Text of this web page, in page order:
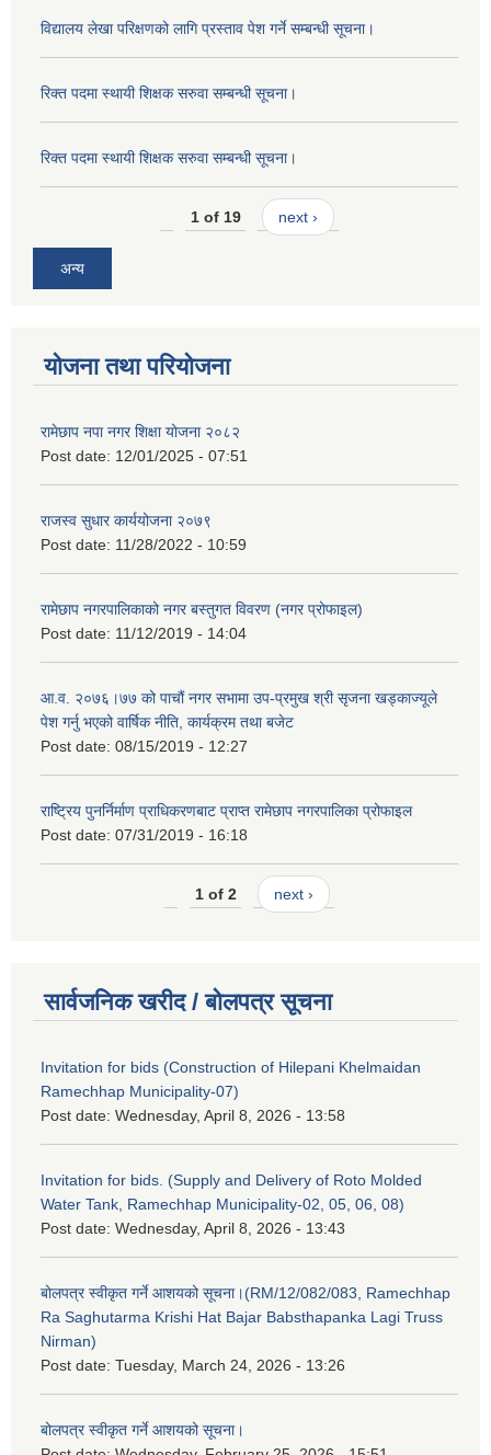
विद्यालय लेखा परिक्षणको लागि प्रस्ताव पेश गर्ने सम्बन्धी सूचना।
रिक्त पदमा स्थायी शिक्षक सरुवा सम्बन्धी सूचना।
रिक्त पदमा स्थायी शिक्षक सरुवा सम्बन्धी सूचना।
1 of 19 next ›
अन्य
योजना तथा परियोजना
रामेछाप नपा नगर शिक्षा योजना २०८२
Post date: 12/01/2025 - 07:51
राजस्व सुधार कार्ययोजना २०७९
Post date: 11/28/2022 - 10:59
रामेछाप नगरपालिकाको नगर बस्तुगत विवरण (नगर प्रोफाइल)
Post date: 11/12/2019 - 14:04
आ.व. २०७६।७७ को पाचौं नगर सभामा उप-प्रमुख श्री सृजना खड्काज्यूले
पेश गर्नु भएको वार्षिक नीति, कार्यक्रम तथा बजेट
Post date: 08/15/2019 - 12:27
राष्ट्रिय पुनर्निर्माण प्राधिकरणबाट प्राप्त रामेछाप नगरपालिका प्रोफाइल
Post date: 07/31/2019 - 16:18
1 of 2 next ›
सार्वजनिक खरीद / बोलपत्र सूचना
Invitation for bids (Construction of Hilepani Khelmaidan
Ramechhap Municipality-07)
Post date: Wednesday, April 8, 2026 - 13:58
Invitation for bids. (Supply and Delivery of Roto Molded
Water Tank, Ramechhap Municipality-02, 05, 06, 08)
Post date: Wednesday, April 8, 2026 - 13:43
बोलपत्र स्वीकृत गर्ने आशयको सूचना।(RM/12/082/083, Ramechhap
Ra Saghutarma Krishi Hat Bajar Babsthapanka Lagi Truss
Nirman)
Post date: Tuesday, March 24, 2026 - 13:26
बोलपत्र स्वीकृत गर्ने आशयको सूचना।